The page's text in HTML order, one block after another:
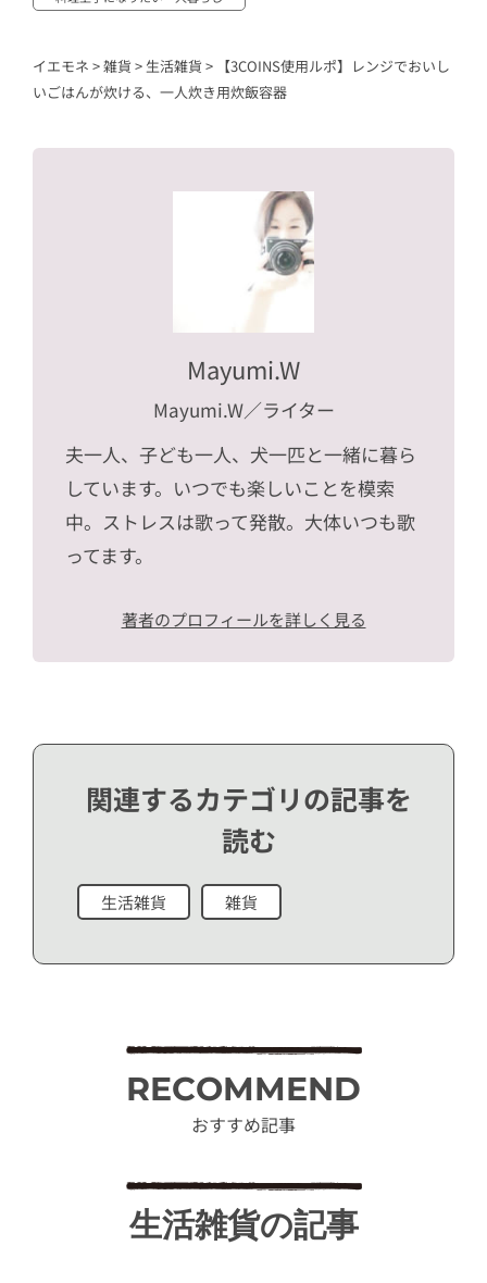
イエモネ >雑貨 > 生活雑貨 > 【3COINS使用ルポ】レンジでおいし
いごはんが炊ける、一人炊き用炊飯容器
Mayumi.W
Mayumi.W／ライター
夫一人、子ども一人、犬一匹と一緒に暮ら
しています。いつでも楽しいことを模索
中。ストレスは歌って発散。大体いつも歌
ってます。
著者のプロフィールを詳しく見る
関連するカテゴリの記事を
読む
生活雑貨 雑貨
RECOMMEND
おすすめ記事
生活雑貨の記事